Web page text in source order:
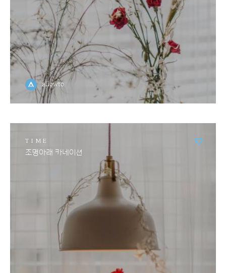
allowto
TIME
조명아래 카네이션